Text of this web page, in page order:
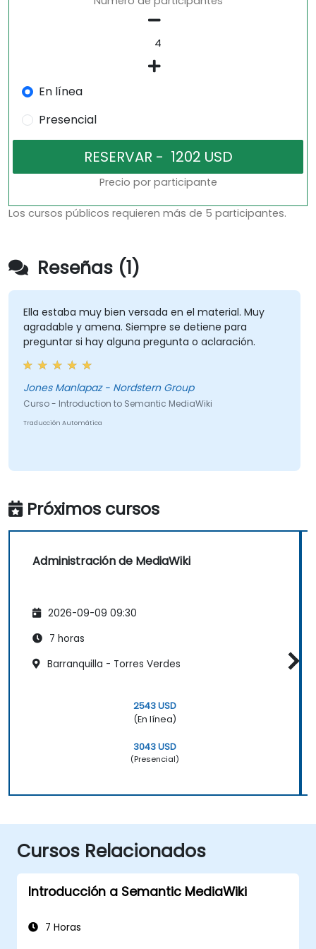
En línea
Presencial
Precio por participante
Los cursos públicos requieren más de 5 participantes.
Reseñas (1)
Ella estaba muy bien versada en el material. Muy
agradable y amena. Siempre se detiene para
preguntar si hay alguna pregunta o aclaración.
Jones Manlapaz - Nordstern Group
Curso - Introduction to Semantic MediaWiki
Traducción Automática
Próximos cursos
Administración de MediaWiki
2026-09-09 09:30
7 horas
Barranquilla - Torres Verdes
2543 USD
(En línea)
3043 USD
(Presencial)
Cursos Relacionados
Introducción a Semantic MediaWiki
7 Horas